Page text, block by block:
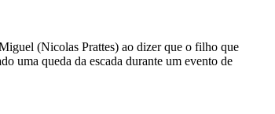
(Nicolas Prattes) ao dizer que o filho que
uma queda da escada durante um evento de